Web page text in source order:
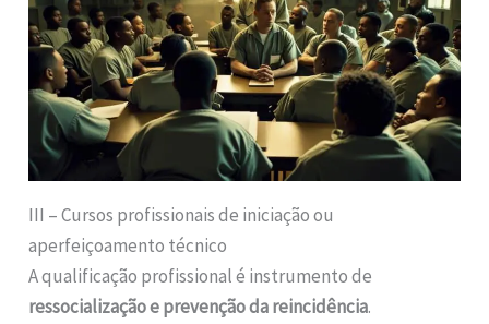
III – Cursos profissionais de iniciação ou
aperfeiçoamento técnico
A qualificação profissional é instrumento de
ressocialização e prevenção da reincidência.